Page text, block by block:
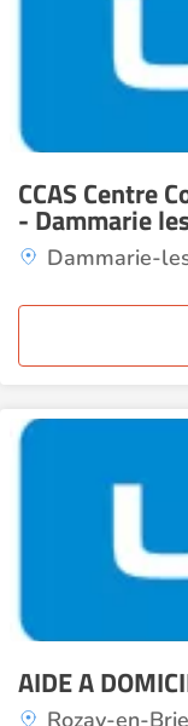
CCAS Centre
- Dammarie
Dammarie-
AIDE A
Rozay-en-